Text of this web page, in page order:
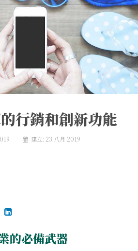
行銷和創新功能
建立: 23 八月 2019
的必備武器